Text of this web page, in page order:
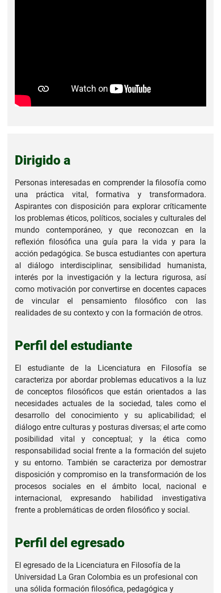
Dirigido a
Personas interesadas en comprender la filosofía como
una práctica vital, formativa y transformadora.
Aspirantes con disposición para explorar críticamente
los problemas éticos, políticos, sociales y culturales del
mundo contemporáneo, y que reconozcan en la
reflexión filosófica una guía para la vida y para la
acción pedagógica. Se busca estudiantes con apertura
al diálogo interdisciplinar, sensibilidad humanista,
interés por la investigación y la lectura rigurosa, así
como motivación por convertirse en docentes capaces
de vincular el pensamiento filosófico con las
realidades de su contexto y con la formación de otros.
Perfil del estudiante
El estudiante de la Licenciatura en Filosofía se
caracteriza por abordar problemas educativos a la luz
de conceptos filosóficos que están orientados a las
necesidades actuales de la sociedad, tales como el
desarrollo del conocimiento y su aplicabilidad; el
diálogo entre culturas y posturas diversas; el arte como
posibilidad vital y conceptual; y la ética como
responsabilidad social frente a la formación del sujeto
y su entorno. También se caracteriza por demostrar
disposición y compromiso en la transformación de los
procesos sociales en el ámbito local, nacional e
internacional, expresando habilidad investigativa
frente a problemáticas de orden filosófico y social.
Perfil del egresado
El egresado de la Licenciatura en Filosofía de la
Universidad La Gran Colombia es un profesional con
una sólida formación filosófica, pedagógica y